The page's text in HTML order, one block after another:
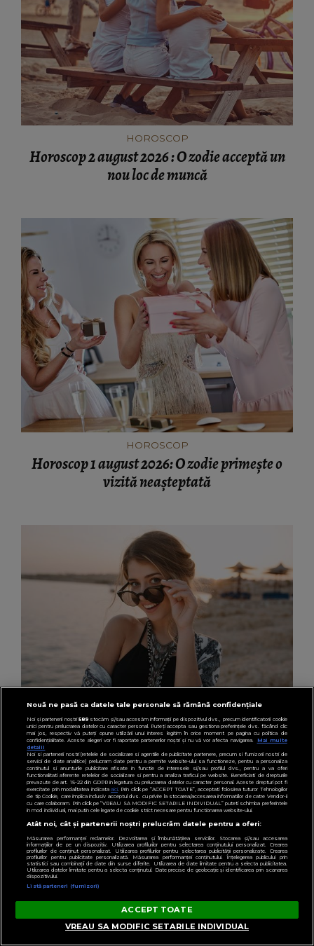
HOROSCOP
Horoscop 2 august 2026 : O zodie acceptă un
nou loc de muncă
HOROSCOP
Horoscop 1 august 2026: O zodie primește o
vizită neașteptată
HOROSCOP
Horoscop 31 iulie 2026: O zodie trebuie să ia o
decizie importantă
Nouă ne pasă ca datele tale personale să rămână confidențiale
Noi și partenerii noștri589stocăm și/sau accesăm informații pe dispozitivul dvs., precum identificatorii cookie
unici pentru prelucrarea datelor cu caracter personal. Puteți accepta sau gestiona preferințele dvs. făcând clic
mai jos, respectiv vă puteți opune utilizării unui interes legitim în orice moment pe pagina cu politica de
confidențialitate. Aceste alegeri vor fi raportate partenerilor noștri și nu vă vor afecta navigarea.
Mai multe
detalii
Noi si partenerii nostri (retelele de socializare si agentiile de publicitate partenere, precum si furnizorii nostri de
servicii de date analitice) prelucram date pentru a permite website-ului sa functioneze, pentru a personaliza
continutul si anunturile publicitare afisate in functie de interesele si/sau profilul dvs., pentru a va oferi
functionalitati aferente retelelor de socializare si pentru a analiza traficul pe website. Beneficiati de drepturile
prevazute de art. 15-22 din GDPR in legatura cu prelucrarea datelor cu caracter personal. Aceste drepturi pot fi
exercitate prin modalitatea indicataaici. Prin click pe “ACCEPT TOATE”, acceptati folosirea tuturor Tehnologiilor
de tip Cookie, care implica inclusiv acceptul dvs. cu privire la stocarea/accesarea informatiilor de catre Vendor-ii
cu care colaboram. Prin click pe “VREAU SA MODIFIC SETARILE INDIVIDUAL” puteti schimba preferintele
in mod individual, mai putin cele legate de cookie strict necesare pentru functionarea website-ului.
Atât noi, cât și partenerii noștri prelucrăm datele pentru a oferi:
Măsurarea performanței reclamelor. Dezvoltarea și îmbunătățirea serviciilor. Stocarea și/sau accesarea
informațiilor de pe un dispozitiv. Utilizarea profilurilor pentru selectarea conținutului personalizat. Crearea
profilurilor de conținut personalizat. Utilizarea profilurilor pentru selectarea publicității personalizate. Crearea
profilurilor pentru publicitate personalizată. Măsurarea performanței conținutului. Înțelegerea publicului prin
statistici sau combinații de date din surse diferite. Utilizarea de date limitate pentru a selecta publicitatea.
Utilizarea datelor limitate pentru a selecta conținutul. Date precise de geolocație și identificarea prin scanarea
dispozitivului.
Listă parteneri (furnizori)
ACCEPT TOATE
VREAU SA MODIFIC SETARILE INDIVIDUAL